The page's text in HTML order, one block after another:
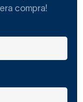
compra!